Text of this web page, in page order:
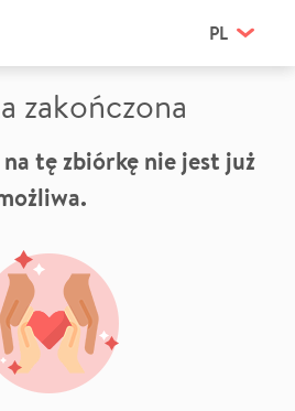
PL
zakończona
tę zbiórkę nie jest już